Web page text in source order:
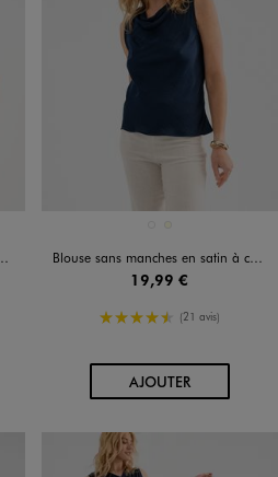
Blouse sans manches en satin à col bénitier femme
19,99 €
4.5/5 de moyenne
(21 avis)
AJOUTERAU PANIER